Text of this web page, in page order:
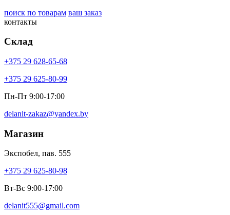
поиск по товарам ваш заказ
контакты
Склад
+375 29 628-65-68
+375 29 625-80-99
Пн-Пт 9:00-17:00
delanit-zakaz@yandex.by
Магазин
Экспобел, пав. 555
+375 29 625-80-98
Вт-Вс 9:00-17:00
delanit555@gmail.com